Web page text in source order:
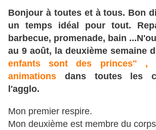
Bonjour à toutes et à tous. Bon
un temps idéal pour tout.
barbecue, promenade, bain
au 9 août, la deuxième semaine
enfants sont des princes" ,
animations dans toutes les
l'agglo.
Mon premier respire.
Mon deuxième est membre du